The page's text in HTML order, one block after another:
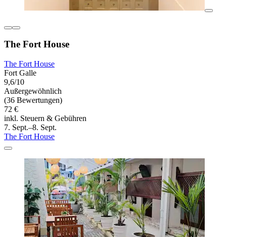
The Fort House
The Fort House
Fort Galle
9,6/10
Außergewöhnlich
(36 Bewertungen)
72 €
inkl. Steuern & Gebühren
7. Sept.–8. Sept.
The Fort House